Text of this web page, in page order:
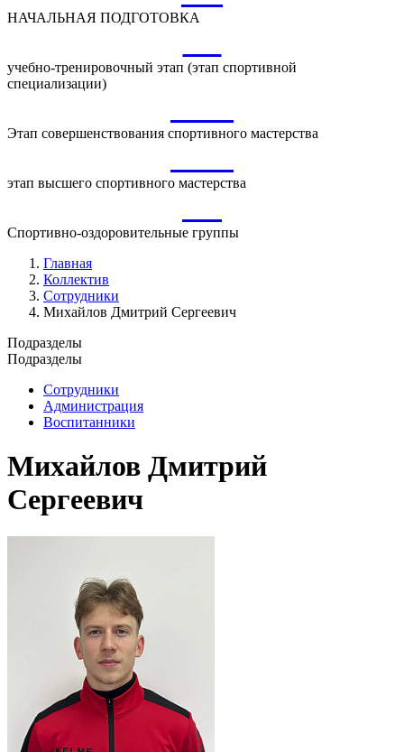
НАЧАЛЬНАЯ ПОДГОТОВКА
учебно-тренировочный этап (этап спортивной
специализации)
Этап совершенствования спортивного мастерства
этап высшего спортивного мастерства
Спортивно-оздоровительные группы
Главная
Коллектив
Сотрудники
Михайлов Дмитрий Сергеевич
Подразделы
Подразделы
Сотрудники
Администрация
Воспитанники
Михайлов Дмитрий
Сергеевич